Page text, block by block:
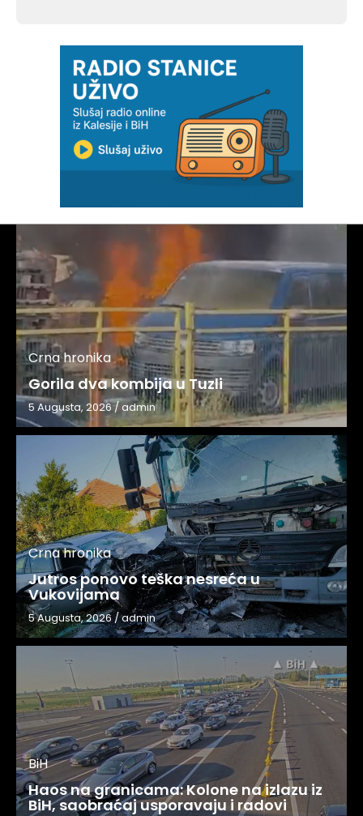
Crna hronika
Gorila dva kombija u Tuzli
5 Augusta, 2026/admin
Crna hronika
Jutros ponovo teška nesreća u
Vukovijama
5 Augusta, 2026/admin
BiH
Haos na granicama: Kolone na izlazu iz
BiH, saobraćaj usporavaju i radovi